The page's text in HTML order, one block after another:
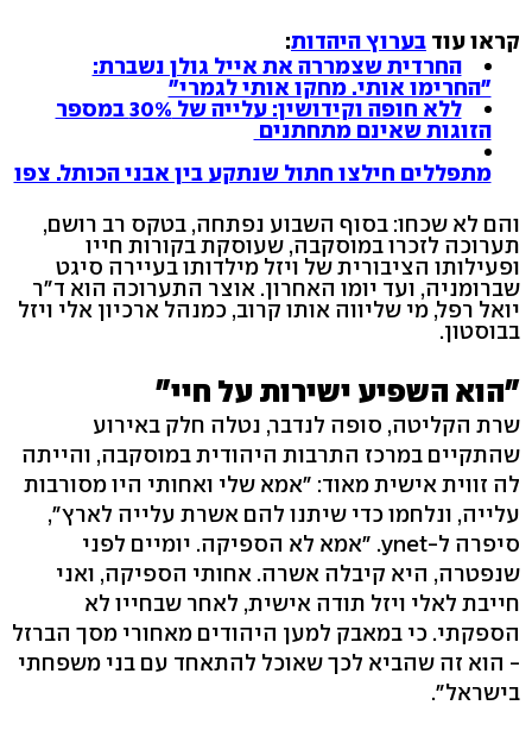
קראו עוד בערוץ היהדות:
החרדית שצמררה את אייל גולן נשברת:
"החרימו אותי. מחקו אותי לגמרי"
ללא חופה וקידושין: עלייה של 30% במספר
הזוגות שאינם מתחתנים
מתפללים חילצו חתול שנתקע בין אבני הכותל. צפו
והם לא שכחו: בסוף השבוע נפתחה, בטקס רב רושם,
תערוכה לזכרו במוסקבה, שעוסקת בקורות חייו
ופעילותו הציבורית של ויזל מילדותו בעיירה סיגט
שברומניה, ועד יומו האחרון. אוצר התערוכה הוא ד"ר
יואל רפל, מי שליווה אותו קרוב, כמנהל ארכיון אלי ויזל
בבוסטון.
"הוא השפיע ישירות על חיי"
שרת הקליטה, סופה לנדבר, נטלה חלק באירוע
שהתקיים במרכז התרבות היהודית במוסקבה, והייתה
לה זווית אישית מאוד: "אמא שלי ואחותי היו מסורבות
עלייה, ונלחמו כדי שיתנו להם אשרת עלייה לארץ",
סיפרה ל-ynet. "אמא לא הספיקה. יומיים לפני
שנפטרה, היא קיבלה אשרה. אחותי הספיקה, ואני
חייבת לאלי ויזל תודה אישית, לאחר שבחייו לא
הספקתי. כי במאבק למען היהודים מאחורי מסך הברזל
- הוא זה שהביא לכך שאוכל להתאחד עם בני משפחתי
בישראל".